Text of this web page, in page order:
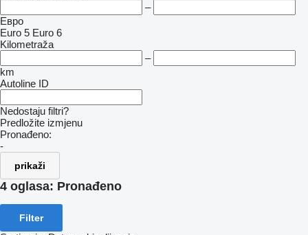
–
Евро
Euro 5 Euro 6
Kilometraža
–
km
Autoline ID
Nedostaju filtri?
Predložite izmjenu
Pronađeno:
-
prikaži
4 oglasa: Pronađeno
Filter